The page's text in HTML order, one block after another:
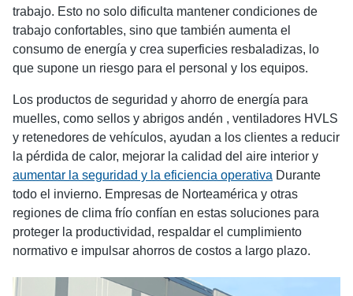
trabajo. Esto no solo dificulta mantener condiciones de
trabajo confortables, sino que también aumenta el
consumo de energía y crea superficies resbaladizas, lo
que supone un riesgo para el personal y los equipos.
Los productos de seguridad y ahorro de energía para
muelles, como sellos y abrigos andén , ventiladores HVLS
y retenedores de vehículos, ayudan a los clientes a reducir
la pérdida de calor, mejorar la calidad del aire interior y
aumentar la seguridad y la eficiencia operativa Durante
todo el invierno. Empresas de Norteamérica y otras
regiones de clima frío confían en estas soluciones para
proteger la productividad, respaldar el cumplimiento
normativo e impulsar ahorros de costos a largo plazo.